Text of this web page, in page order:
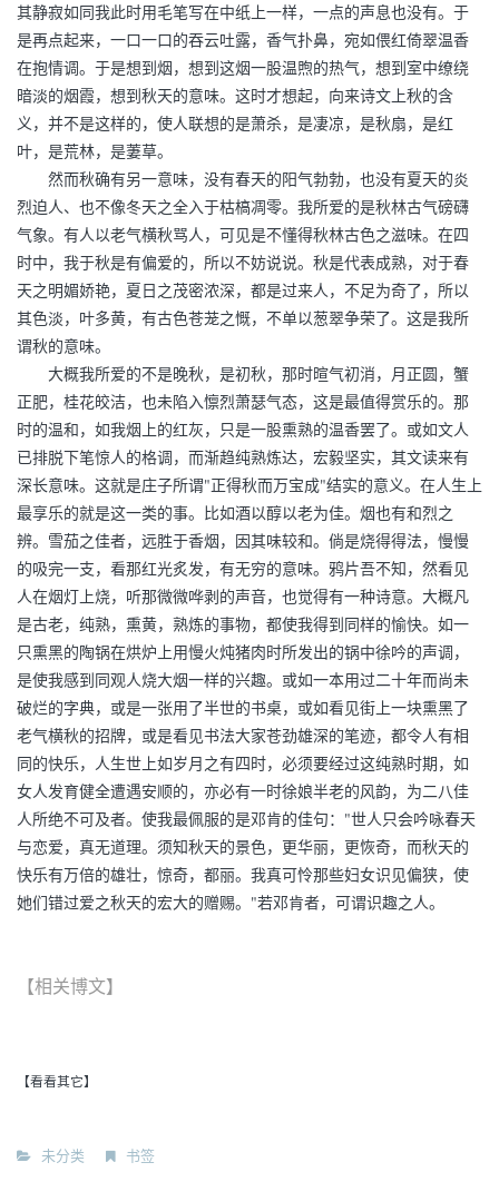
其静寂如同我此时用毛笔写在中纸上一样，一点的声息也没有。于
是再点起来，一口一口的吞云吐露，香气扑鼻，宛如偎红倚翠温香
在抱情调。于是想到烟，想到这烟一股温煦的热气，想到室中缭绕
暗淡的烟霞，想到秋天的意味。这时才想起，向来诗文上秋的含
义，并不是这样的，使人联想的是萧杀，是凄凉，是秋扇，是红
叶，是荒林，是萋草。
然而秋确有另一意味，没有春天的阳气勃勃，也没有夏天的炎
烈迫人、也不像冬天之全入于枯槁凋零。我所爱的是秋林古气磅礴
气象。有人以老气横秋骂人，可见是不懂得秋林古色之滋味。在四
时中，我于秋是有偏爱的，所以不妨说说。秋是代表成熟，对于春
天之明媚娇艳，夏日之茂密浓深，都是过来人，不足为奇了，所以
其色淡，叶多黄，有古色苍茏之慨，不单以葱翠争荣了。这是我所
谓秋的意味。
大概我所爱的不是晚秋，是初秋，那时暄气初消，月正圆，蟹
正肥，桂花皎洁，也未陷入懔烈萧瑟气态，这是最值得赏乐的。那
时的温和，如我烟上的红灰，只是一股熏熟的温香罢了。或如文人
已排脱下笔惊人的格调，而渐趋纯熟炼达，宏毅坚实，其文读来有
深长意味。这就是庄子所谓"正得秋而万宝成"结实的意义。在人生上
最享乐的就是这一类的事。比如酒以醇以老为佳。烟也有和烈之
辨。雪茄之佳者，远胜于香烟，因其味较和。倘是烧得得法，慢慢
的吸完一支，看那红光炙发，有无穷的意味。鸦片吾不知，然看见
人在烟灯上烧，听那微微哗剥的声音，也觉得有一种诗意。大概凡
是古老，纯熟，熏黄，熟炼的事物，都使我得到同样的愉快。如一
只熏黑的陶锅在烘炉上用慢火炖猪肉时所发出的锅中徐吟的声调，
是使我感到同观人烧大烟一样的兴趣。或如一本用过二十年而尚未
破烂的字典，或是一张用了半世的书桌，或如看见街上一块熏黑了
老气横秋的招牌，或是看见书法大家苍劲雄深的笔迹，都令人有相
同的快乐，人生世上如岁月之有四时，必须要经过这纯熟时期，如
女人发育健全遭遇安顺的，亦必有一时徐娘半老的风韵，为二八佳
人所绝不可及者。使我最佩服的是邓肯的佳句："世人只会吟咏春天
与恋爱，真无道理。须知秋天的景色，更华丽，更恢奇，而秋天的
快乐有万倍的雄壮，惊奇，都丽。我真可怜那些妇女识见偏狭，使
她们错过爱之秋天的宏大的赠赐。"若邓肯者，可谓识趣之人。
【相关博文】
【看看其它】
未分类 书签